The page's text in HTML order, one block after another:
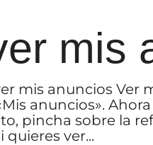
mis
mis anuncios Ver
anuncios».
pincha sobre la
ver...